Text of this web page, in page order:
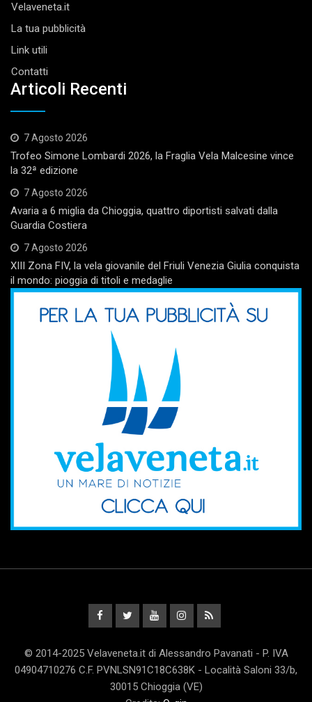
Velaveneta.it
La tua pubblicità
Link utili
Contatti
Articoli Recenti
7 Agosto 2026
Trofeo Simone Lombardi 2026, la Fraglia Vela Malcesine vince
la 32ª edizione
7 Agosto 2026
Avaria a 6 miglia da Chioggia, quattro diportisti salvati dalla
Guardia Costiera
7 Agosto 2026
XIII Zona FIV, la vela giovanile del Friuli Venezia Giulia conquista
il mondo: pioggia di titoli e medaglie
© 2014-2025 Velaveneta.it di Alessandro Pavanati - P. IVA
04904710276 C.F. PVNLSN91C18C638K - Località Saloni 33/b,
30015 Chioggia (VE)